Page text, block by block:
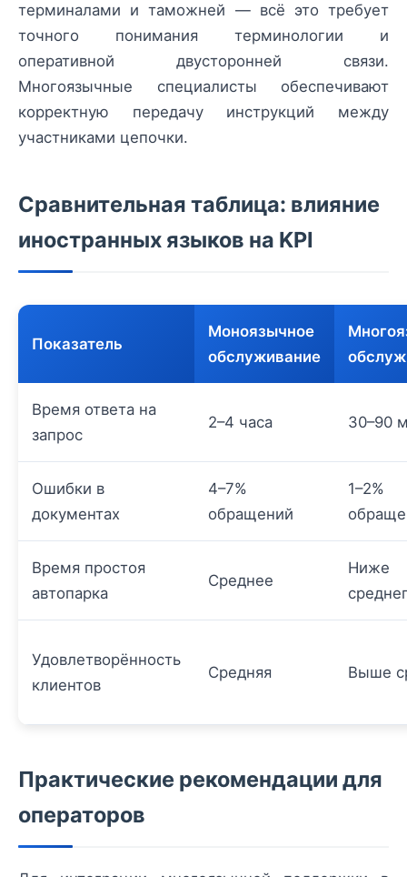
терминалами и таможней — всё это требует
точного понимания терминологии и
оперативной двусторонней связи.
Многоязычные специалисты обеспечивают
корректную передачу инструкций между
участниками цепочки.
Сравнительная таблица: влияние
иностранных языков на KPI
Показатель
Моноязычное
обслуживание
Время ответа на
запрос
2–4 часа 30–90
Ошибки в
документах
4–7%
обращений
1–2%
Время простоя
автопарка
Среднее
Ниже
Удовлетворённость
клиентов
Средняя Выше
Практические рекомендации для
операторов